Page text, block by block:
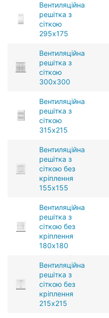
Вентиляційна
решітка з
сіткою
295x175
Вентиляційна
решітка з
сіткою
300x300
Вентиляційна
решітка з
сіткою
315x215
Вентиляційна
решітка з
сіткою без
кріплення
155x155
Вентиляційна
решітка з
сіткою без
кріплення
180x180
Вентиляційна
решітка з
сіткою без
кріплення
215x215